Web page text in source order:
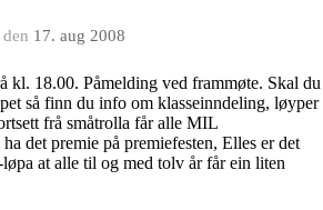
den 17. aug 2008
kl. 18.00. Påmelding ved frammøte. Skal du
så finn du info om klasseinndeling, løyper
frå småtrolla får alle MIL
det premie på premiefesten, Elles er det
at alle til og med tolv år får ein liten